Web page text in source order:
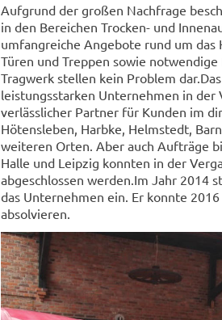
Aufgrund der großen Nachfrage
in den Bereichen Trocken- und
umfangreiche Angebote rund um das
Türen und Treppen sowie
Tragwerk stellen kein Problem
leistungsstarken Unternehmen in der
verlässlicher Partner für Kunden im
Hötensleben, Harbke, Helmstedt,
weiteren Orten. Aber auch Aufträge
Halle und Leipzig konnten in der
abgeschlossen werden.Im Jahr 2014
das Unternehmen ein. Er konnte
absolvieren.